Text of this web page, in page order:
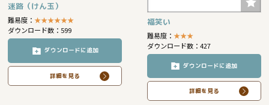
迷路（けん玉）
難易度：★★★★★★
ダウンロード数：599
ダウンロードに追加
詳細を見る
福笑い
難易度：★★★
ダウンロード数：427
ダウンロードに追加
詳細を見る